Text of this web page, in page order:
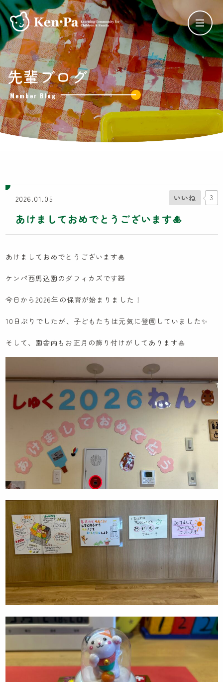
ケンパの保育
ケンパの各園
ケンパ西馬込園
ケンパ高田園
ケンパ池上園
ケンパ井の頭本園・分園
ケンパのNPO活動
Lunch Trip
木とのふれあい
イスラエル研修記
ケンパの採用
園見学に関するお問い合わせ
採用に関するお問い合わせ
NPO会員専用ページはこちら
お知らせ
先輩職員による先輩ブログ
ケンパの活動ブログ
先輩ブログ
Member Blog
2026.01.05
あけましておめでとうございます🎍
いいね 3
あけましておめでとうございます🎍
ケンパ西馬込園のダフィカズです🧸
今日から2026年の保育が始まりました！
10日ぶりでしたが、子どもたちは元気に登園していました✨
そして、園舎内もお正月の飾り付けがしてあります🎍